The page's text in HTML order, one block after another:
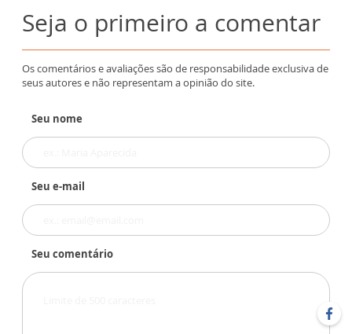
Seja o primeiro a comentar
Os comentários e avaliações são de responsabilidade exclusiva de
seus autores e não representam a opinião do site.
Seu nome
Seu e-mail
Seu comentário